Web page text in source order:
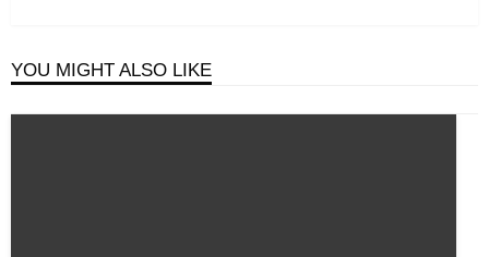
YOU MIGHT ALSO LIKE